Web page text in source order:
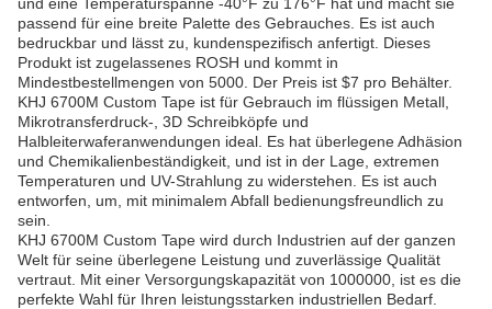
passend für eine breite Palette des Gebrauches. Es ist auch
bedruckbar und lässt zu, kundenspezifisch anfertigt. Dieses
Produkt ist zugelassenes ROSH und kommt in
Mindestbestellmengen von 5000. Der Preis ist $7 pro Behälter.
KHJ 6700M Custom Tape ist für Gebrauch im flüssigen Metall,
Mikrotransferdruck-, 3D Schreibköpfe und
Halbleiterwaferanwendungen ideal. Es hat überlegene Adhäsion
und Chemikalienbeständigkeit, und ist in der Lage, extremen
Temperaturen und UV-Strahlung zu widerstehen. Es ist auch
entworfen, um, mit minimalem Abfall bedienungsfreundlich zu
sein.
KHJ 6700M Custom Tape wird durch Industrien auf der ganzen
Welt für seine überlegene Leistung und zuverlässige Qualität
vertraut. Mit einer Versorgungskapazität von 1000000, ist es die
perfekte Wahl für Ihren leistungsstarken industriellen Bedarf.